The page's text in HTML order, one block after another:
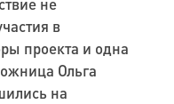
в
проекта и одна
Ольга
на